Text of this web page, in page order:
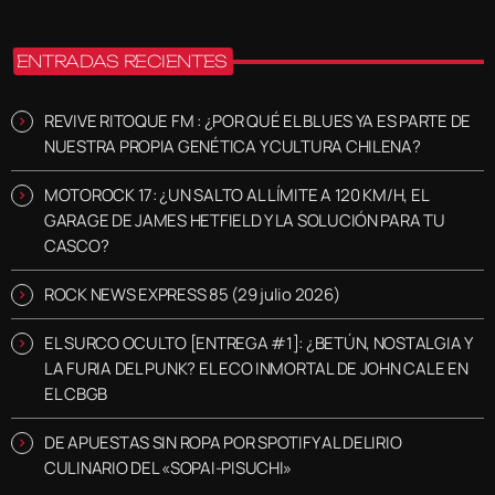
ENTRADAS RECIENTES
REVIVE RITOQUE FM : ¿POR QUÉ EL BLUES YA ES PARTE DE
NUESTRA PROPIA GENÉTICA Y CULTURA CHILENA?
MOTOROCK 17: ¿UN SALTO AL LÍMITE A 120 KM/H, EL
GARAGE DE JAMES HETFIELD Y LA SOLUCIÓN PARA TU
CASCO?
ROCK NEWS EXPRESS 85 (29 julio 2026)
EL SURCO OCULTO [ENTREGA #1]: ¿BETÚN, NOSTALGIA Y
LA FURIA DEL PUNK? EL ECO INMORTAL DE JOHN CALE EN
EL CBGB
DE APUESTAS SIN ROPA POR SPOTIFY AL DELIRIO
CULINARIO DEL «SOPAI-PISUCHI»